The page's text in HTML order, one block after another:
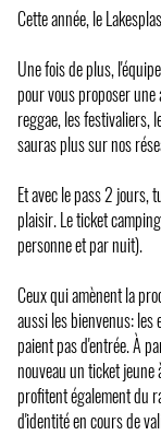
Cette année, le
Une fois de plus,
pour vous proposer une
reggae, les festivaliers,
sauras plus sur nos
Et avec le pass 2 jours,
plaisir. Le ticket
personne et par nuit).
Ceux qui amènent la
aussi les bienvenus: les
paient pas d'entrée. À
nouveau un ticket
profitent également du
d'identité en cours de